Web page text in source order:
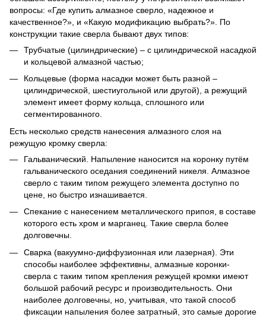
вопросы: «Где купить алмазное сверло, надежное и
качественное?», и «Какую модификацию выбрать?». По
конструкции такие сверла бывают двух типов:
Трубчатые (цилиндрические) – с цилиндрической насадкой
и кольцевой алмазной частью;
Кольцевые (форма насадки может быть разной –
цилиндрической, шестиугольной или другой), а режущий
элемент имеет форму кольца, сплошного или
сегментированного.
Есть несколько средств нанесения алмазного слоя на
режущую кромку сверла:
Гальванический. Напыление наносится на коронку путём
гальванического оседания соединений никеля. Алмазное
сверло с таким типом режущего элемента доступно по
цене, но быстро изнашивается.
Спекание с нанесением металлического припоя, в составе
которого есть хром и марганец. Такие сверла более
долговечны.
Сварка (вакуумно-диффузионная или лазерная). Эти
способы наиболее эффективны, алмазные коронки-
сверла с таким типом крепления режущей кромки имеют
большой рабочий ресурс и производительность. Они
наиболее долговечны, но, учитывая, что такой способ
фиксации напыления более затратный, это самые дорогие